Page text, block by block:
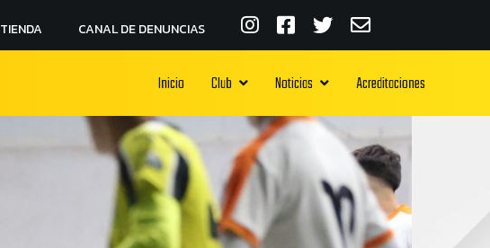
TIENDA CANAL DE DENUNCIAS
Inicio Club Noticias Acreditaciones